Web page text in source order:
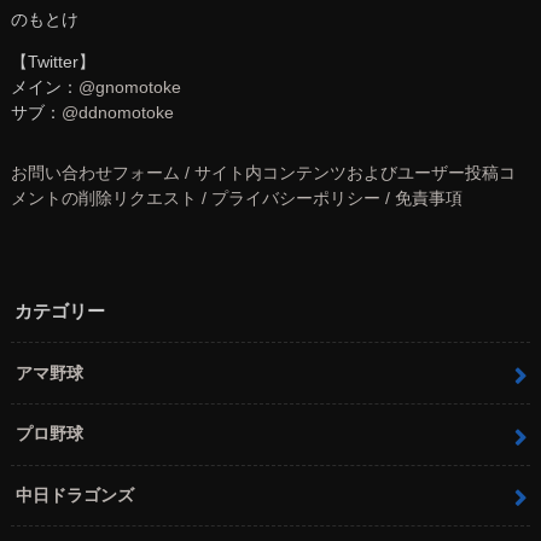
のもとけ
【Twitter】
メイン： @gnomotoke
サブ： @ddnomotoke
お問い合わせフォーム / サイト内コンテンツおよびユーザー投稿コ
メントの削除リクエスト / プライバシーポリシー / 免責事項
カテゴリー
アマ野球
プロ野球
中日ドラゴンズ